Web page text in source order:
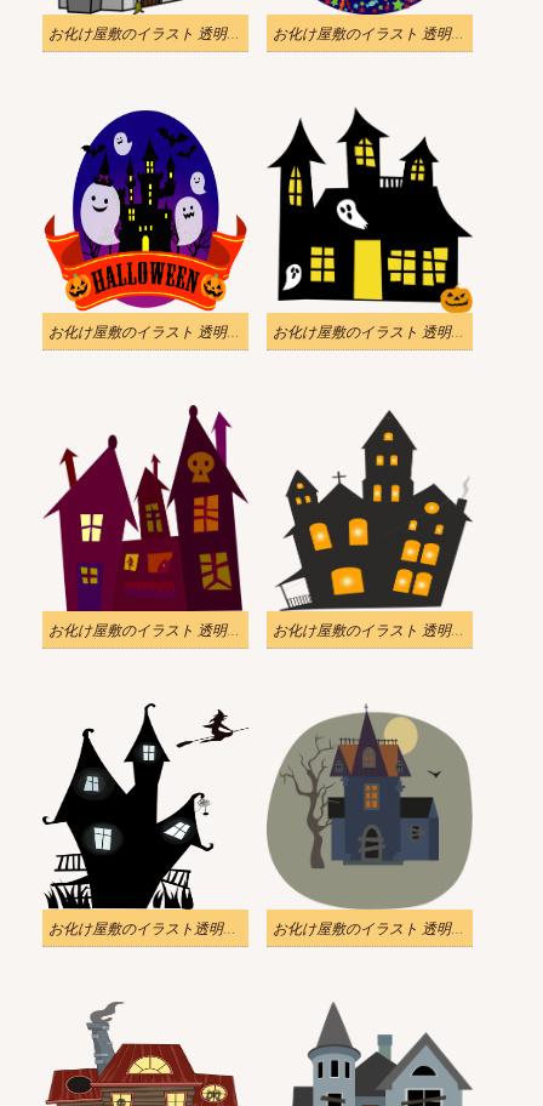
お化け屋敷のイラスト 透明な背景 6 お化け屋敷のイラスト 透明な背景 5
お化け屋敷のイラスト 透明な背景 4 お化け屋敷のイラスト 透明な背景 3
お化け屋敷のイラスト 透明な背景 2 お化け屋敷のイラスト 透明な背景 1
お化け屋敷のイラスト透明背景 お化け屋敷のイラスト 透明 10